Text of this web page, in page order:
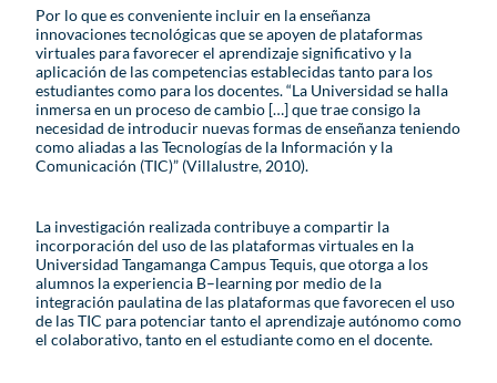
Por lo que es conveniente incluir en la enseñanza
innovaciones tecnológicas que se apoyen de plataformas
virtuales para favorecer el aprendizaje significativo y la
aplicación de las competencias establecidas tanto para los
estudiantes como para los docentes. “La Universidad se halla
inmersa en un proceso de cambio […] que trae consigo la
necesidad de introducir nuevas formas de enseñanza teniendo
como aliadas a las Tecnologías de la Información y la
Comunicación (TIC)” (Villalustre, 2010).
La investigación realizada contribuye a compartir la
incorporación del uso de las plataformas virtuales en la
Universidad Tangamanga Campus Tequis, que otorga a los
alumnos la experiencia B–learning por medio de la
integración paulatina de las plataformas que favorecen el uso
de las TIC para potenciar tanto el aprendizaje autónomo como
el colaborativo, tanto en el estudiante como en el docente.